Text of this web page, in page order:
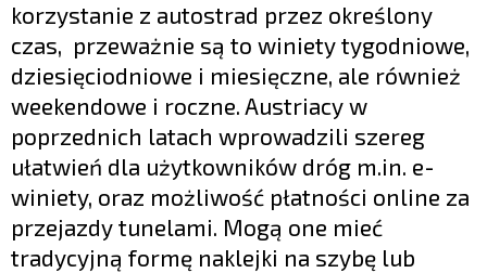
korzystanie z autostrad przez określony
czas, przeważnie są to winiety tygodniowe,
dziesięciodniowe i miesięczne, ale również
weekendowe i roczne. Austriacy w
poprzednich latach wprowadzili szereg
ułatwień dla użytkowników dróg m.in. e-
winiety, oraz możliwość płatności online za
przejazdy tunelami. Mogą one mieć
tradycyjną formę naklejki na szybę lub